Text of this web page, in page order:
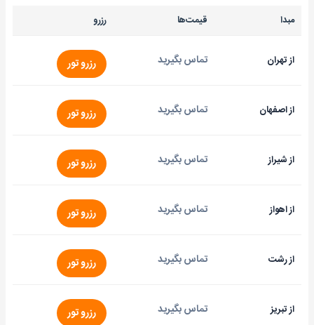
مبدا قیمت‌ها رزرو
از تهران تماس بگیرید رزرو تور
از اصفهان تماس بگیرید رزرو تور
از شیراز تماس بگیرید رزرو تور
از اهواز تماس بگیرید رزرو تور
از رشت تماس بگیرید رزرو تور
از تبریز تماس بگیرید رزرو تور